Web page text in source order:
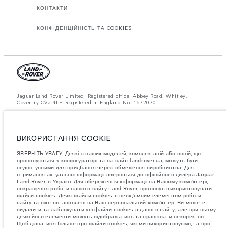
КОНТАКТИ
КОНФІДЕНЦІЙНІСТЬ ТА COOKIES
Jaguar Land Rover Limited: Registered office: Abbey Road, Whitley,
Coventry CV3 4LF. Registered in England No: 1672070
отримання актуальної інформації зверніться до офіційного дилера
Jaguar Land Rover в Україні.
Важливе зауваження щодо зображень та специфікацій.Глобальний
дефіцит напівпровідників наразі впливає на специфікації збірки,
доступність опцій і терміни виготовлення автомобілів. Це дуже
динамічна ситуація, і, як наслідок, зображення, які зараз
використовуються на вебсайті, можуть не повністю відображати
поточні специфікації, опції, варіанти оздоблення та кольорові рішення.
Будь ласка, зв'яжіться з офіційним дилером для отримання детальної
інформації.
Jaguar Land Rover Limited постійно шукає шляхи поліпшити технічні
характеристики, дизайн і виробництво своїх автомобілів, деталей та
аксесуарів, зміни відбуваються постійно, і ми залишаємо за собою
ВИКОРИСТАННЯ COOKIE
ЗВЕРНІТЬ УВАГУ: Деякі з наших моделей, комплектацій або опцій, що
пропонуються у конфігураторі та на сайті landrover.ua, можуть бути
недоступними для придбання через обмеження виробництва. Для
отримання актуальної інформації зверніться до офіційного дилера Jaguar
Land Rover в Україні. Для збереження інформаціі на Вашому комп’ютері,
покращення роботи нашого сайту Land Rover пропонує використовувати
файли cookies. Деякі файли cookies є невід’ємним елементом роботи
сайту та вже встановлені на Ваш персональний комп’ютер. Ви можете
видалити та заблокувати усі файли cookies з даного сайту, але при цьому
деякі його елементи можуть відображатись та працювати некоректно.
Щоб дізнатися більше про файли cookies, які ми використовуємо, та про